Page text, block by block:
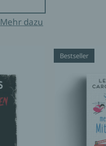
Mehr dazu
Bestseller